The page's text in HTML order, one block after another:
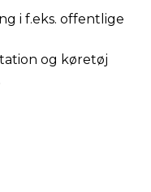
i f.eks. offentlige
og køretøj